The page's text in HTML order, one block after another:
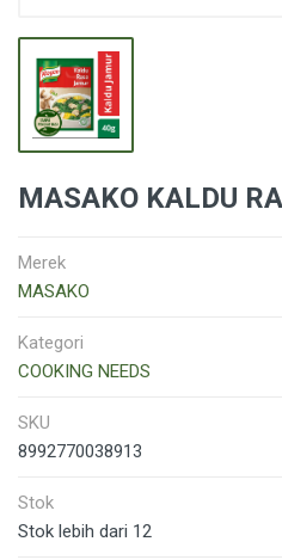
MASAKO KALDU
Merek
MASAKO
Kategori
COOKING NEEDS
SKU
8992770038913
Stok
Stok lebih dari 12